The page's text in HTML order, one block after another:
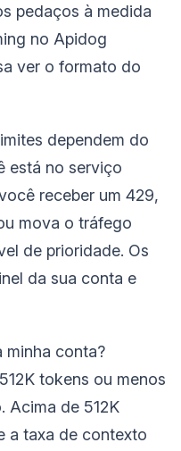
pedaços à medida
no Apidog
ver o formato do
dependem do
está no serviço
receber um 429,
mova o tráfego
de prioridade. Os
da sua conta e
minha conta?
tokens ou menos
Acima de 512K
a taxa de contexto